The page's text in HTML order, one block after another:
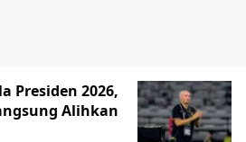
Presiden 2026,
Alihkan